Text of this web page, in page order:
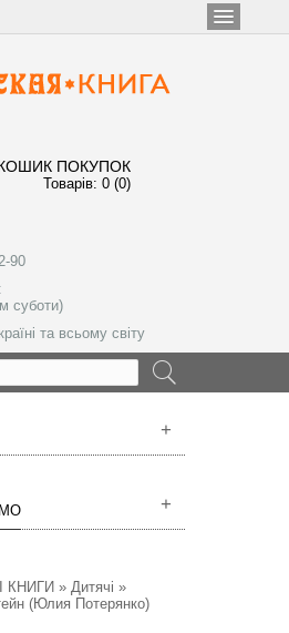
ПОКУПОК
Товарів: 0 (0)
90
суботи)
та всьому світу
КНИГИ » Дитячі »
(Юлия Потерянко)